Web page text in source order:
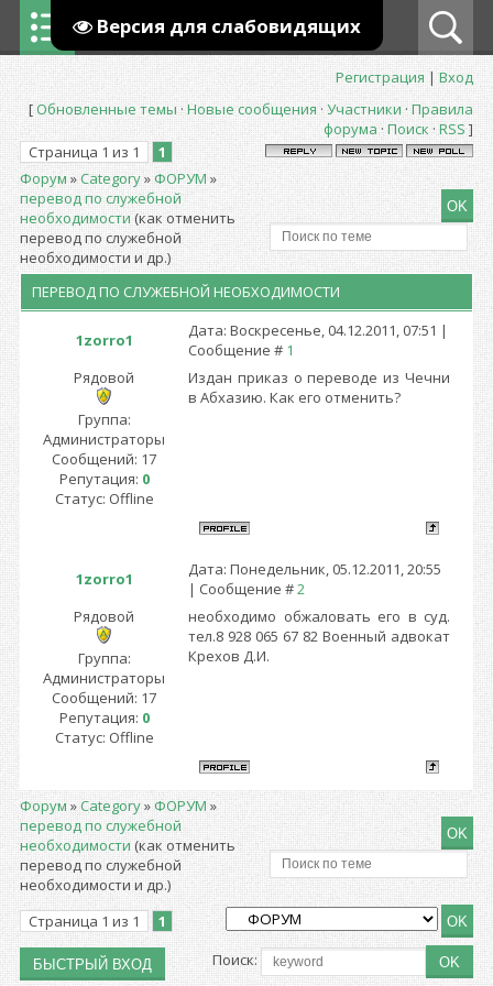
Версия для слабовидящих
Регистрация|Вход
[Обновленные темы·Новые сообщения· Участники·Правила
форума·Поиск·RSS ]
Страница 1 из 1
1
Форум»Сategory»ФОРУМ »
перевод по служебной
необходимости(как отменить
перевод по служебной
необходимости и др.)
ПЕРЕВОД ПО СЛУЖЕБНОЙ НЕОБХОДИМОСТИ
1zorro1
Дата: Воскресенье, 04.12.2011, 07:51 |
Сообщение # 1
Рядовой
Группа:
Администраторы
Сообщений: 17
Репутация: 0
Статус: Offline
Издан приказ о переводе из Чечни
в Абхазию. Как его отменить?
1zorro1
Дата: Понедельник, 05.12.2011, 20:55
| Сообщение #2
Рядовой
Группа:
Администраторы
Сообщений: 17
Репутация: 0
Статус: Offline
необходимо обжаловать его в суд.
тел.8 928 065 67 82 Военный адвокат
Крехов Д.И.
Форум»Сategory»ФОРУМ »
перевод по служебной
необходимости(как отменить
перевод по служебной
необходимости и др.)
Страница 1 из 1
1
Поиск: